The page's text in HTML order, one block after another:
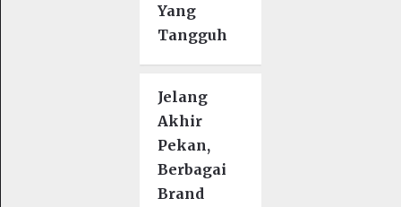
Yang
Tangguh
Jelang
Akhir
Pekan,
Berbagai
Brand